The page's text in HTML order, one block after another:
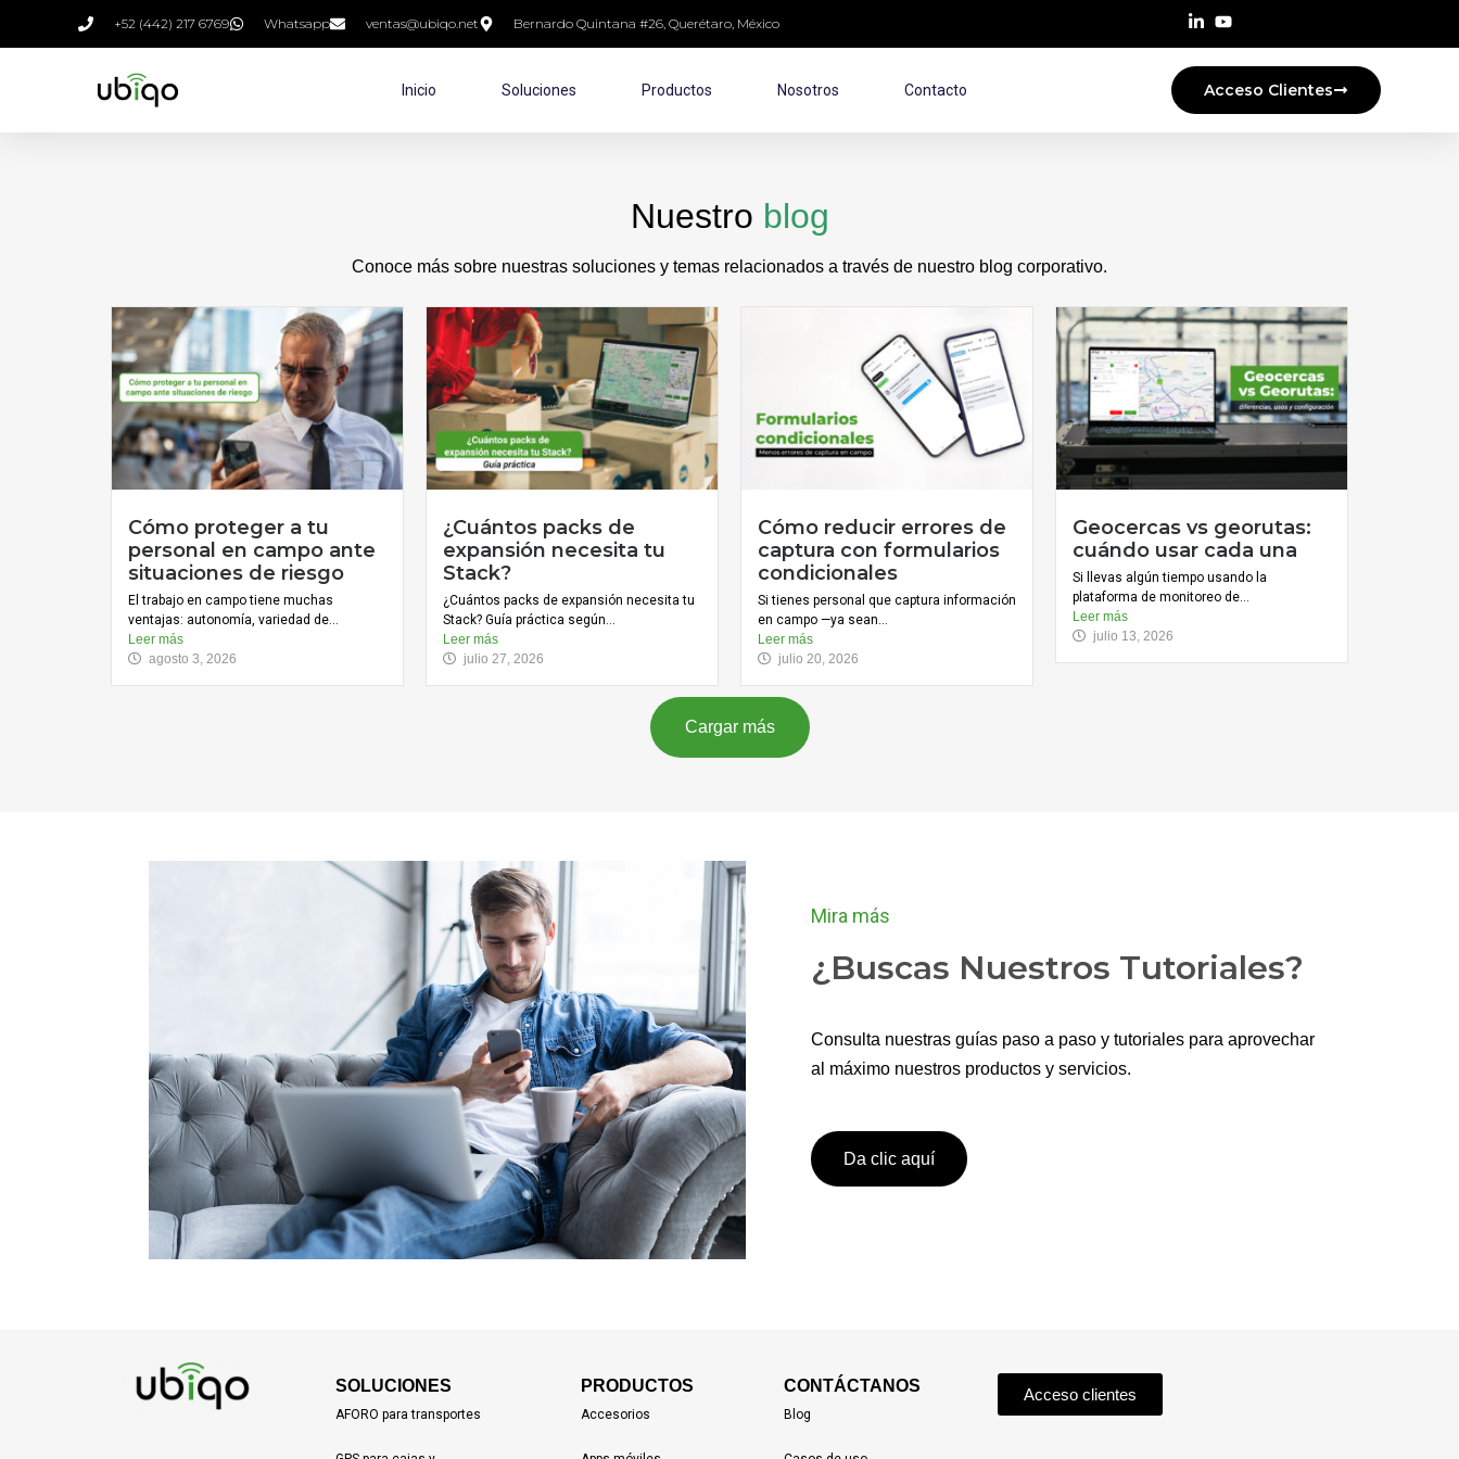
+52 (442) 217 6769 Whatsapp ventas@ubiqo.net Bernardo Quintana #26, Querétaro, México
Inicio Soluciones Productos Nosotros Contacto Acceso Clientes
Nuestro blog
Conoce más sobre nuestras soluciones y temas relacionados a través de nuestro blog corporativo.
Cómo proteger a tu
personal en campo ante
situaciones de riesgo
El trabajo en campo tiene muchas
ventajas: autonomía, variedad de...
Leer más
agosto 3, 2026
¿Cuántos packs de
expansión necesita tu
Stack?
¿Cuántos packs de expansión necesita tu
Stack? Guía práctica según...
Leer más
julio 27, 2026
Cómo reducir errores de
captura con formularios
condicionales
Si tienes personal que captura información
en campo —ya sean...
Leer más
julio 20, 2026
Geocercas vs georutas:
cuándo usar cada una
Si llevas algún tiempo usando la
plataforma de monitoreo de...
Leer más
julio 13, 2026
Cargar más
Mira más
¿Buscas Nuestros Tutoriales?
Consulta nuestras guías paso a paso y tutoriales para aprovechar
al máximo nuestros productos y servicios.
Da clic aquí
SOLUCIONES
AFORO para transportes
PRODUCTOS
Accesorios
CONTÁCTANOS
Blog
Acceso clientes